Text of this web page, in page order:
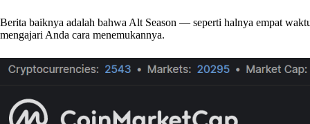
Berita baiknya adalah bahwa Alt Season — seperti halnya empat
mengajari Anda cara menemukannya.